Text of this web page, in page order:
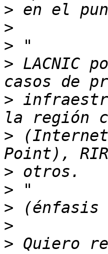
>
>
>
> LACNIC
>
> (Internet
>
>
>
>
> Quiero